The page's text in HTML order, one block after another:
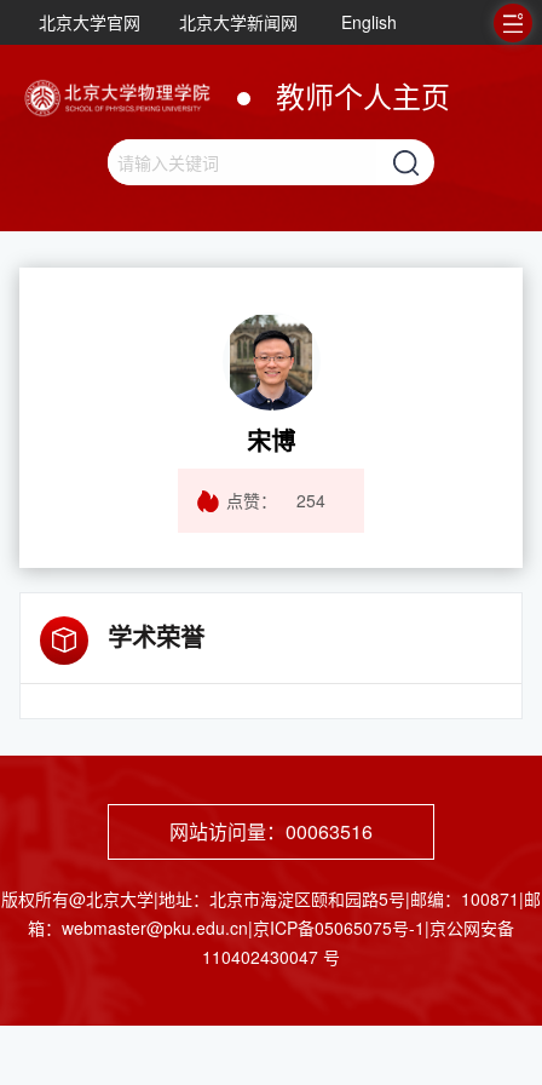
北京大学官网 北京大学新闻网 English
教师个人主页
宋博
点赞： 254
学术荣誉
网站访问量： 00063516
版权所有@北京大学|地址：北京市海淀区颐和园路5号|邮编：100871|邮
箱：webmaster@pku.edu.cn|京ICP备05065075号-1|京公网安备
110402430047 号